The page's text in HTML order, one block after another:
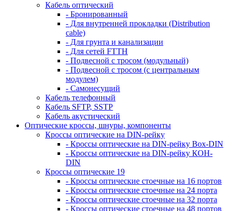
Кабель оптический
- Бронированный
- Для внутренней прокладки (Distribution
cable)
- Для грунта и канализации
- Для сетей FTTH
- Подвесной с тросом (модульный)
- Подвесной с тросом (с центральным
модулем)
- Самонесущий
Кабель телефонный
Кабель SFTP, SSTP
Кабель акустический
Оптические кроссы, шнуры, компоненты
Кроссы оптические на DIN-рейку
- Кроссы оптические на DIN-рейку Box-DIN
- Кроссы оптические на DIN-рейку КОН-
DIN
Кроссы оптические 19
- Кроссы оптические стоечные на 16 портов
- Кроссы оптические стоечные на 24 порта
- Кроссы оптические стоечные на 32 порта
- Кроссы оптические стоечные на 48 портов